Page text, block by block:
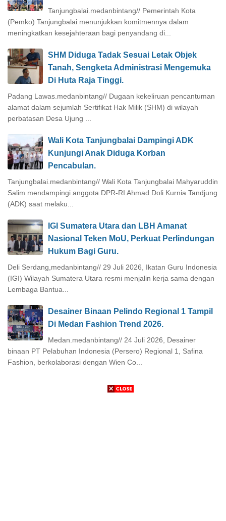
Tanjungbalai.medanbintang// Pemerintah Kota
(Pemko) Tanjungbalai menunjukkan komitmennya dalam
meningkatkan kesejahteraan bagi penyandang di...
SHM Diduga Tadak Sesuai Letak Objek
Tanah, Sengketa Administrasi Mengemuka
Di Huta Raja Tinggi.
Padang Lawas.medanbintang// Dugaan kekeliruan pencantuman
alamat dalam sejumlah Sertifikat Hak Milik (SHM) di wilayah
perbatasan Desa Ujung ...
Wali Kota Tanjungbalai Dampingi ADK
Kunjungi Anak Diduga Korban
Pencabulan.
Tanjungbalai.medanbintang// Wali Kota Tanjungbalai Mahyaruddin
Salim mendampingi anggota DPR-RI Ahmad Doli Kurnia Tandjung
(ADK) saat melaku...
IGI Sumatera Utara dan LBH Amanat
Nasional Teken MoU, Perkuat Perlindungan
Hukum Bagi Guru.
Deli Serdang,medanbintang// 29 Juli 2026, Ikatan Guru Indonesia
(IGI) Wilayah Sumatera Utara resmi menjalin kerja sama dengan
Lembaga Bantua...
Desainer Binaan Pelindo Regional 1 Tampil
Di Medan Fashion Trend 2026.
Medan.medanbintang// 24 Juli 2026, Desainer
binaan PT Pelabuhan Indonesia (Persero) Regional 1, Safina
Fashion, berkolaborasi dengan Wien Co...